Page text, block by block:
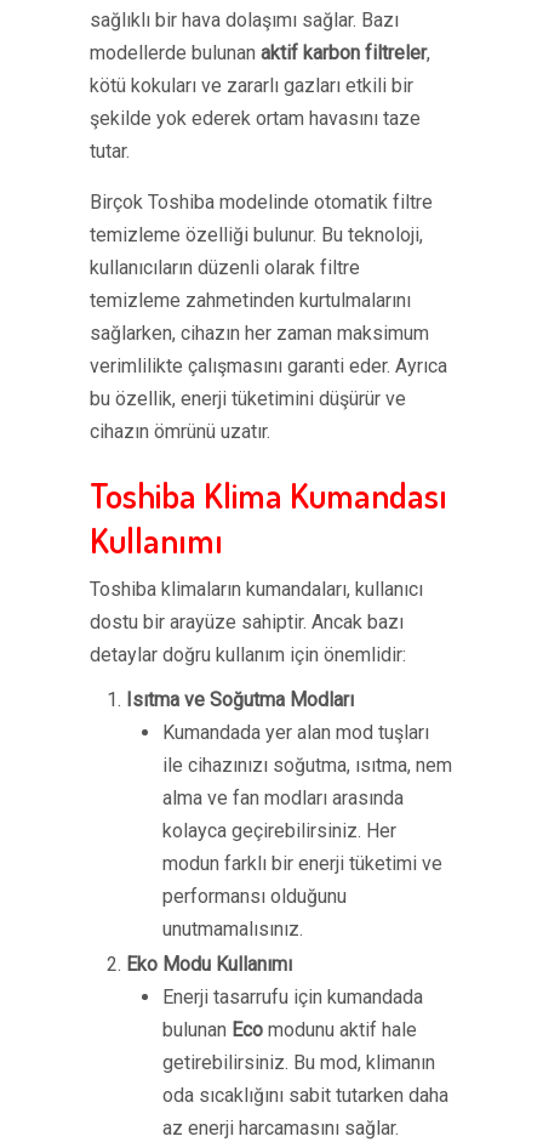
sağlıklı bir hava dolaşımı sağlar. Bazı
modellerde bulunan aktif karbon filtreler,
kötü kokuları ve zararlı gazları etkili bir
şekilde yok ederek ortam havasını taze
tutar.
Birçok Toshiba modelinde otomatik filtre
temizleme özelliği bulunur. Bu teknoloji,
kullanıcıların düzenli olarak filtre
temizleme zahmetinden kurtulmalarını
sağlarken, cihazın her zaman maksimum
verimlilikte çalışmasını garanti eder. Ayrıca
bu özellik, enerji tüketimini düşürür ve
cihazın ömrünü uzatır.
Toshiba Klima Kumandası
Kullanımı
Toshiba klimaların kumandaları, kullanıcı
dostu bir arayüze sahiptir. Ancak bazı
detaylar doğru kullanım için önemlidir:
Isıtma ve Soğutma Modları
Kumandada yer alan mod tuşları
ile cihazınızı soğutma, ısıtma, nem
alma ve fan modları arasında
kolayca geçirebilirsiniz. Her
modun farklı bir enerji tüketimi ve
performansı olduğunu
unutmamalısınız.
Eko Modu Kullanımı
Enerji tasarrufu için kumandada
bulunan Eco modunu aktif hale
getirebilirsiniz. Bu mod, klimanın
oda sıcaklığını sabit tutarken daha
az enerji harcamasını sağlar.